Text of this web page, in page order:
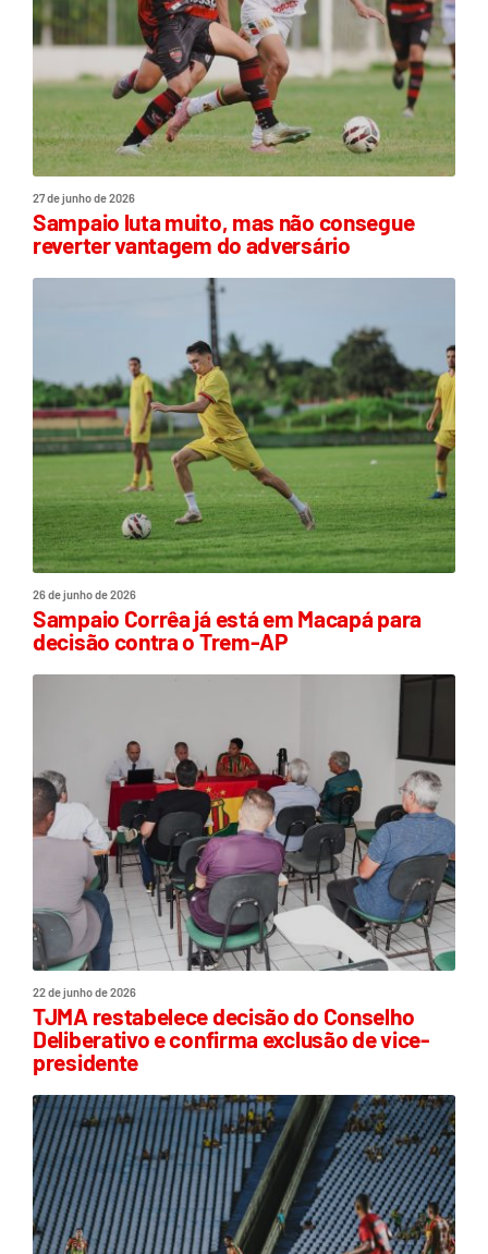
27 de junho de 2026
Sampaio luta muito, mas não consegue
reverter vantagem do adversário
26 de junho de 2026
Sampaio Corrêa já está em Macapá para
decisão contra o Trem-AP
22 de junho de 2026
TJMA restabelece decisão do Conselho
Deliberativo e confirma exclusão de vice-
presidente